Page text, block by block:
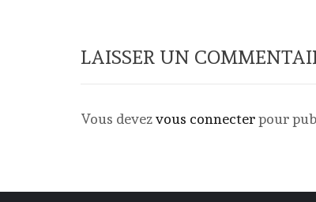
LAISSER UN
Vous devezvous connecterpour